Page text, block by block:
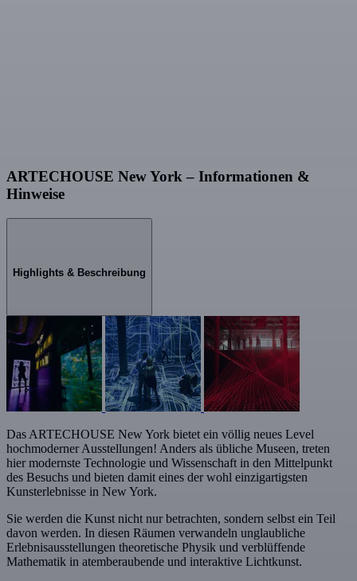
ARTECHOUSE New York – Informationen &
Hinweise
Highlights & Beschreibung
Das ARTECHOUSE New York bietet ein völlig neues Level
hochmoderner Ausstellungen! Anders als übliche Museen, treten
hier modernste Technologie und Wissenschaft in den Mittelpunkt
des Besuchs und bieten damit eines der wohl einzigartigsten
Kunsterlebnisse in New York.
Sie werden die Kunst nicht nur betrachten, sondern selbst ein Teil
davon werden. In diesen Räumen verwandeln unglaubliche
Erlebnisausstellungen theoretische Physik und verblüffende
Mathematik in atemberaubende und interaktive Lichtkunst.